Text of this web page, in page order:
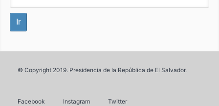
© Copyright 2019. Presidencia de la República de El Salvador.
Facebook Instagram Twitter